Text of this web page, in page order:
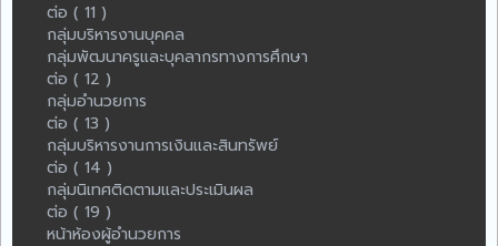
ต่อ ( 11 )
กลุ่มบริหารงานบุคคล
กลุ่มพัฒนาครูและบุคลากรทางการศึกษา
ต่อ ( 12 )
กลุ่มอำนวยการ
ต่อ ( 13 )
กลุ่มบริหารงานการเงินและสินทรัพย์
ต่อ ( 14 )
กลุ่มนิเทศติดตามและประเมินผล
ต่อ ( 19 )
หน้าห้องผู้อำนวยการ